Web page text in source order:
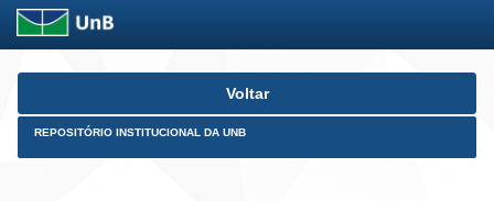
Skip
Voltar
REPOSITÓRIO INSTITUCIONAL DA UNB